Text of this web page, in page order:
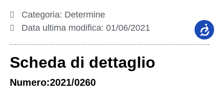
Categoria: Determine
Data ultima modifica: 01/06/2021
Scheda di dettaglio
Numero:2021/0260